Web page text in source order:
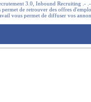
3.0, Inbound Recruiting .-
permet de retrouver des offres
vous permet de diffuser vos